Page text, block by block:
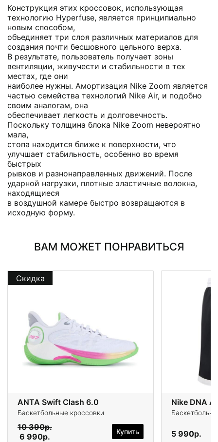
Конструкция этих кроссовок, использующая
технологию Hyperfuse, является принципиально
новым способом,
объединяет три слоя различных материалов для
создания почти бесшовного цельного верха.
В результате, пользователь получает зоны
вентиляции, живучести и стабильности в тех
местах, где они
наиболее нужны. Амортизация Nike Zoom является
частью семейства технологий Nike Air, и подобно
своим аналогам, она
обеспечивает легкость и долговечность.
Поскольку толщина блока Nike Zoom невероятно
мала,
стопа находится ближе к поверхности, что
улучшает стабильность, особенно во время
быстрых
рывков и разнонаправленных движений. После
ударной нагрузки, плотные эластичные волокна,
находящиеся
в воздушной камере быстро возвращаются в
исходную форму.
ВАМ МОЖЕТ ПОНРАВИТЬСЯ
Скидка
ANTA Swift Clash 6.0
Баскетбольные кроссовки
10 390р.
6 990р.
Купить
Nike DNA
5 990р.